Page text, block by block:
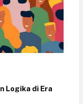
Logika di Era